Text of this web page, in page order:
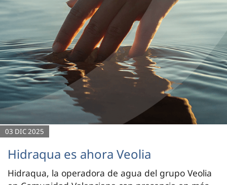
03 DIC 2025
Hidraqua es ahora Veolia
Hidraqua, la operadora de agua del grupo Veolia